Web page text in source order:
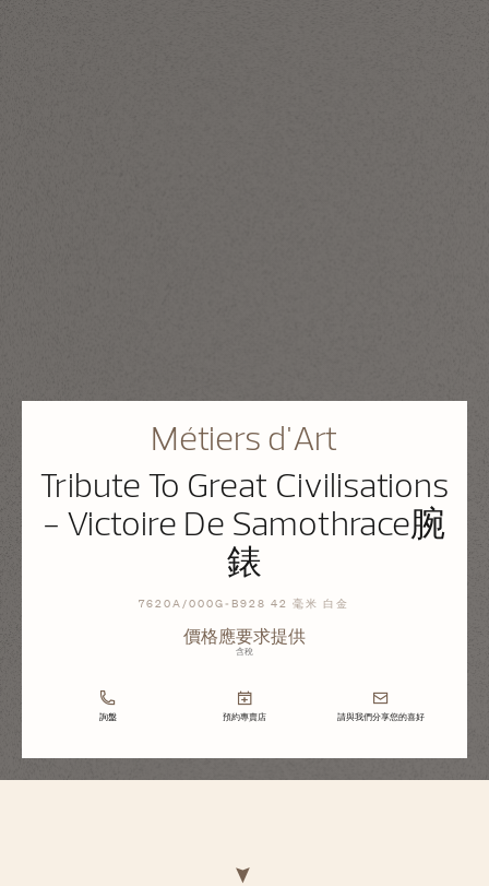
Métiers d'Art
Tribute To Great Civilisations
- Victoire De Samothrace腕
錶
7620A/000G-B928 42 毫米 白金
價格應要求提供
含稅
詢盤 預約專賣店 請與我們分享您的喜好